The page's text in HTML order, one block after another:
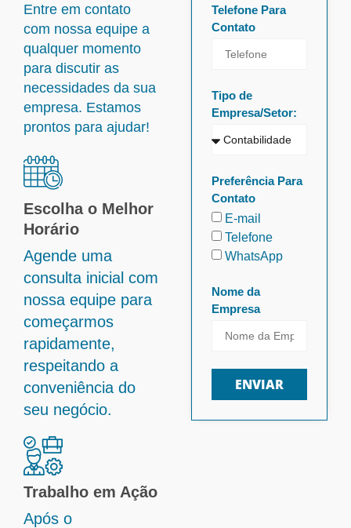
Entre em contato
com nossa equipe a
qualquer momento
para discutir as
necessidades da sua
empresa. Estamos
prontos para ajudar!
Escolha o Melhor
Horário
Agende uma
consulta inicial com
nossa equipe para
começarmos
rapidamente,
respeitando a
conveniência do
seu negócio.
Trabalho em Ação
Após o
Telefone Para
Contato
Tipo de
Empresa/Setor:
Preferência Para
Contato
E-mail
Telefone
WhatsApp
Nome da
Empresa
ENVIAR